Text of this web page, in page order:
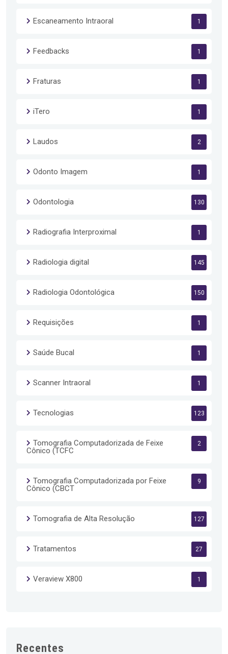
Escaneamento Intraoral 1
Feedbacks 1
Fraturas 1
iTero 1
Laudos 2
Odonto Imagem 1
Odontologia 130
Radiografia Interproximal 1
Radiologia digital 145
Radiologia Odontológica 150
Requisições 1
Saúde Bucal 1
Scanner Intraoral 1
Tecnologias 123
Tomografia Computadorizada de Feixe
Cônico (TCFC
2
Tomografia Computadorizada por Feixe
Cônico (CBCT
9
Tomografia de Alta Resolução 127
Tratamentos 27
Veraview X800 1
Recentes